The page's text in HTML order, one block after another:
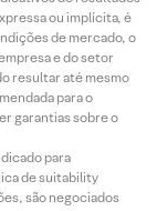
ou implícita, é
de mercado, o
e do setor
resultar até mesmo
para o
garantias sobre o
para
de suitability
são negociados